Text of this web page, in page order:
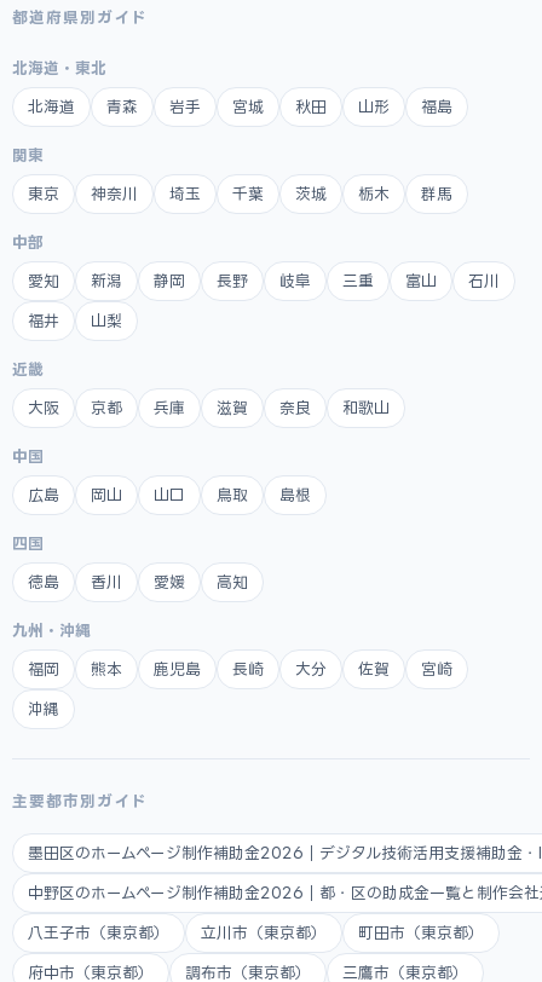
都道府県別ガイド
北海道・東北
北海道 青森 岩手 宮城 秋田 山形 福島
関東
東京 神奈川 埼玉 千葉 茨城 栃木 群馬
中部
愛知 新潟 静岡 長野 岐阜 三重 富山 石川
福井 山梨
近畿
大阪 京都 兵庫 滋賀 奈良 和歌山
中国
広島 岡山 山口 鳥取 島根
四国
徳島 香川 愛媛 高知
九州・沖縄
福岡 熊本 鹿児島 長崎 大分 佐賀 宮崎
沖縄
主要都市別ガイド
墨田区のホームページ制作補助金2026｜デジタル技術活用支援補助金
中野区のホームページ制作補助金2026｜都・区の助成金一覧と制作会
八王子市（東京都） 立川市（東京都） 町田市（東京都）
府中市（東京都） 調布市（東京都） 三鷹市（東京都）